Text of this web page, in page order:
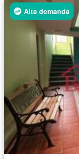
Alta demanda